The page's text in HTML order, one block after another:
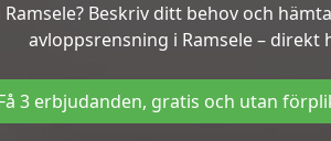
Beskriv ditt behov och
avloppsrensning i Ramsele – direkt
3 erbjudanden, gratis och utan